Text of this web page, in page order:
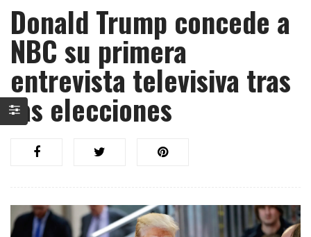
Donald Trump concede a
NBC su primera
entrevista televisiva tras
las elecciones